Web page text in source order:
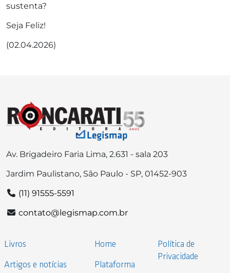
sustenta?
Seja Feliz!
(02.04.2026)
Av. Brigadeiro Faria Lima, 2.631 - sala 203
Jardim Paulistano, São Paulo - SP, 01452-903
(11) 91555-5591
contato@legismap.com.br
Livros
Artigos e notícias
Home
Plataforma
Política de
Privacidade